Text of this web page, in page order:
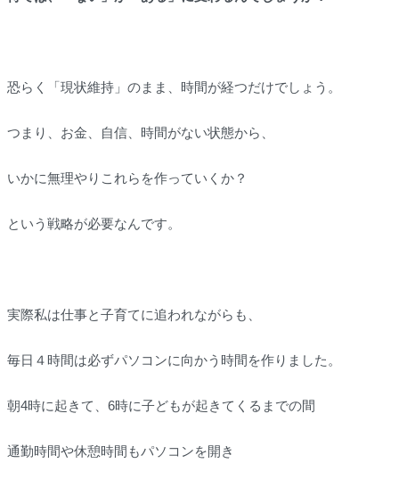
恐らく「現状維持」のまま、時間が経つだけでしょう。
つまり、お金、自信、時間がない状態から、
いかに無理やりこれらを作っていくか？
という戦略が必要なんです。
実際私は仕事と子育てに追われながらも、
毎日４時間は必ずパソコンに向かう時間を作りました。
朝4時に起きて、6時に子どもが起きてくるまでの間
通勤時間や休憩時間もパソコンを開き